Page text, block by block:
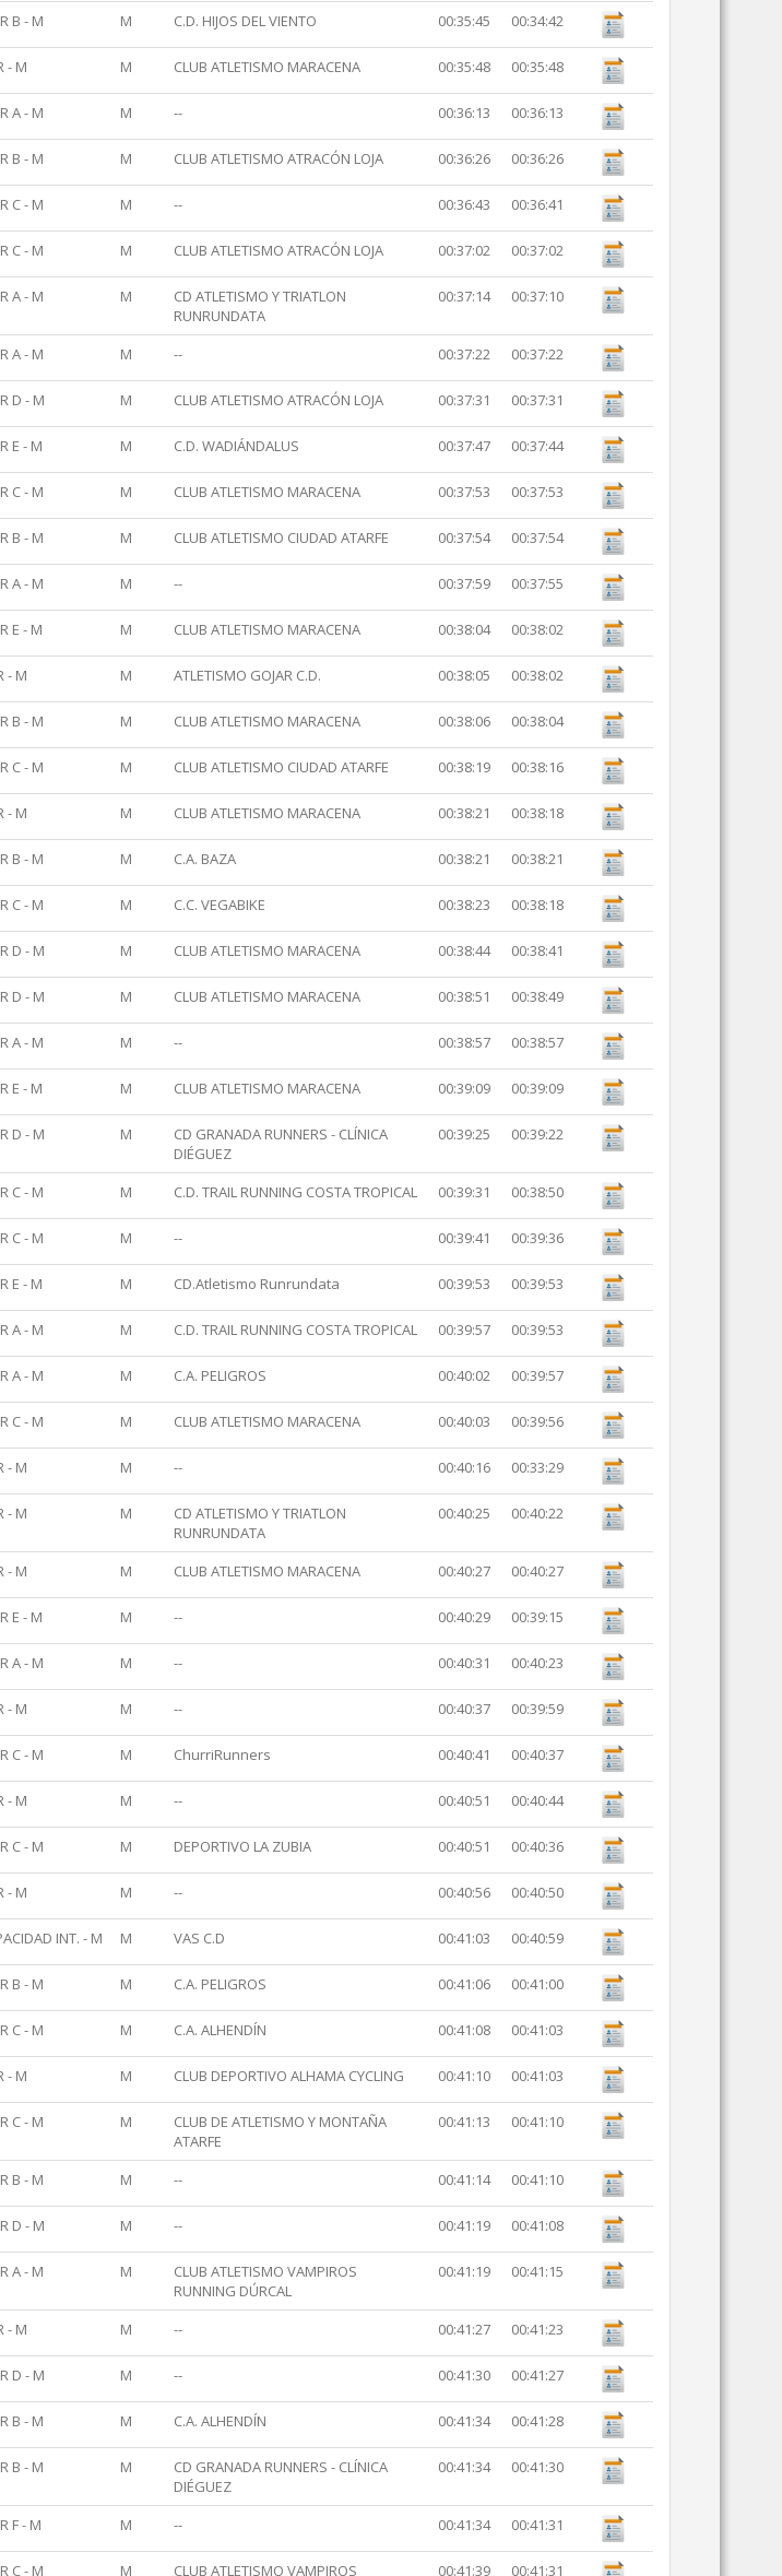
B - M M C.D. HIJOS DEL VIENTO 00:35:45 00:34:42
- M M CLUB ATLETISMO MARACENA 00:35:48 00:35:48
A - M M -- 00:36:13 00:36:13
B - M M CLUB ATLETISMO ATRACÓN LOJA 00:36:26 00:36:26
C - M M -- 00:36:43 00:36:41
C - M M CLUB ATLETISMO ATRACÓN LOJA 00:37:02 00:37:02
A - M M
CD ATLETISMO Y TRIATLON
RUNRUNDATA
00:37:14 00:37:10
A - M M -- 00:37:22 00:37:22
D - M M CLUB ATLETISMO ATRACÓN LOJA 00:37:31 00:37:31
E - M M C.D. WADIÁNDALUS 00:37:47 00:37:44
C - M M CLUB ATLETISMO MARACENA 00:37:53 00:37:53
B - M M CLUB ATLETISMO CIUDAD ATARFE 00:37:54 00:37:54
A - M M -- 00:37:59 00:37:55
E - M M CLUB ATLETISMO MARACENA 00:38:04 00:38:02
- M M ATLETISMO GOJAR C.D. 00:38:05 00:38:02
B - M M CLUB ATLETISMO MARACENA 00:38:06 00:38:04
C - M M CLUB ATLETISMO CIUDAD ATARFE 00:38:19 00:38:16
- M M CLUB ATLETISMO MARACENA 00:38:21 00:38:18
B - M M C.A. BAZA 00:38:21 00:38:21
C - M M C.C. VEGABIKE 00:38:23 00:38:18
D - M M CLUB ATLETISMO MARACENA 00:38:44 00:38:41
D - M M CLUB ATLETISMO MARACENA 00:38:51 00:38:49
A - M M -- 00:38:57 00:38:57
E - M M CLUB ATLETISMO MARACENA 00:39:09 00:39:09
D - M M
CD GRANADA RUNNERS - CLÍNICA
DIÉGUEZ
00:39:25 00:39:22
C - M M C.D. TRAIL RUNNING COSTA TROPICAL 00:39:31 00:38:50
C - M M -- 00:39:41 00:39:36
E - M M CD.Atletismo Runrundata 00:39:53 00:39:53
A - M M C.D. TRAIL RUNNING COSTA TROPICAL 00:39:57 00:39:53
A - M M C.A. PELIGROS 00:40:02 00:39:57
C - M M CLUB ATLETISMO MARACENA 00:40:03 00:39:56
- M M -- 00:40:16 00:33:29
- M M
CD ATLETISMO Y TRIATLON
RUNRUNDATA
00:40:25 00:40:22
- M M CLUB ATLETISMO MARACENA 00:40:27 00:40:27
E - M M -- 00:40:29 00:39:15
A - M M -- 00:40:31 00:40:23
- M M -- 00:40:37 00:39:59
C - M M ChurriRunners 00:40:41 00:40:37
- M M -- 00:40:51 00:40:44
C - M M DEPORTIVO LA ZUBIA 00:40:51 00:40:36
- M M -- 00:40:56 00:40:50
INT. - M M VAS C.D 00:41:03 00:40:59
B - M M C.A. PELIGROS 00:41:06 00:41:00
C - M M C.A. ALHENDÍN 00:41:08 00:41:03
- M M CLUB DEPORTIVO ALHAMA CYCLING 00:41:10 00:41:03
C - M M
CLUB DE ATLETISMO Y MONTAÑA
ATARFE
00:41:13 00:41:10
B - M M -- 00:41:14 00:41:10
D - M M -- 00:41:19 00:41:08
A - M M
CLUB ATLETISMO VAMPIROS
RUNNING DÚRCAL
00:41:19 00:41:15
- M M -- 00:41:27 00:41:23
D - M M -- 00:41:30 00:41:27
B - M M C.A. ALHENDÍN 00:41:34 00:41:28
B - M M
CD GRANADA RUNNERS - CLÍNICA
DIÉGUEZ
00:41:34 00:41:30
F - M M -- 00:41:34 00:41:31
C - M M CLUB ATLETISMO VAMPIROS 00:41:39 00:41:31